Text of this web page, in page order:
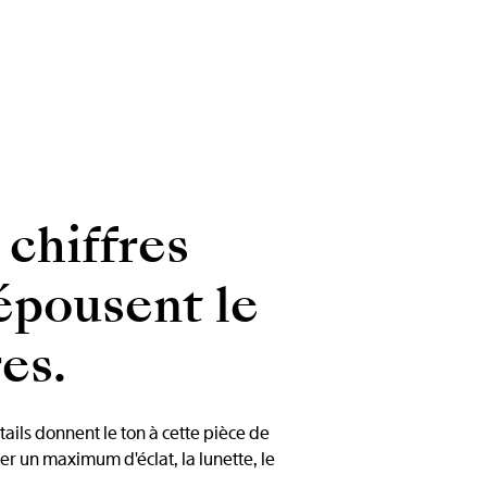
le
donnent le ton à cette pièce de
un maximum d'éclat, la lunette, le